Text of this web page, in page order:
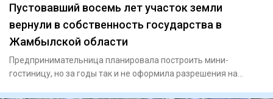
Пустовавший восемь лет участок земли
вернули в собственность государства в
Жамбылской области
Предпринимательница планировала построить мини-
гостиницу, но за годы так и не оформила разрешения на